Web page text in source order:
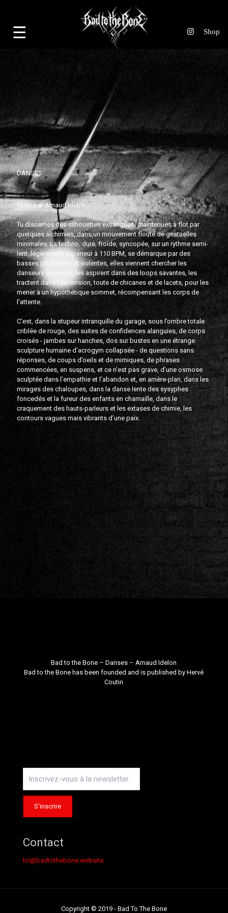
☰
DANSES
Texte parArnaud Idelon
Tu discernes des silhouettes exsangues, maintenues à flot par
quelques alchimies, dans un mouvement flouté de gestuelles
minimales. La techno, dure, froide, syncopée, sur un rythme semi-
lent, légèrement supérieur à 110 BPM, se démarque par des
basses profondes et violentes, elles viennent chercher les
danseurs au ventre, les aspirent dans des loops savantes, les
tractent dans l'ascension, toute de chicanes et de lacets, pour les
mener à un hypothétique sommet, récompensant les corps de
l’attente.
C’est, dans la stupeur intranquille du garage, sous l’ombre totale
criblée de rouge, des suites de confidences alanguies, de corps
croisés - jambes sur hanches, dos sur bustes en une étrange
sculpture humaine d’acrogym collapsée - de questions sans
réponses, de coups d’oeils et de mimiques, de phrases
commencées, en suspens, et ce n’est pas grave, d’une osmose
sculptée dans l’empathie et l’abandon et, en arrière-plan, dans les
mirages des chaloupes, dans la danse lente des sysyphes
foncedés et la fureur des enfants en chamaille, dans le
craquement des hauts-parleurs et les extases de chimie, les
contours vagues mais vibrants d’une paix.
Bad to the Bone – Danses –Arnaud Idelon
Bad to the Bone has been founded and is published byHervé
Coutin
Contact
hc@badtothebone.website
Copyright © 2019 - Bad To The Bone